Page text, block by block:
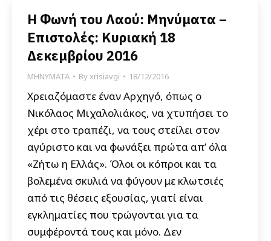
Η Φωνή του Λαού: Μηνύματα –
Επιστολές: Κυριακή 18
Δεκεμβρίου 2016
ΜΗΝΥΜΑΤΑ Byxrisiavgi 18/12/2016
Χρειαζόμαστε έναν Αρχηγό, όπως ο
Νικόλαος Μιχαλολιάκος, να χτυπήσει το
χέρι στο τραπέζι, να τους στείλει στον
αγύριστο και να φωνάξει πρώτα απ’ όλα
«Ζήτω η Ελλάς». Όλοι οι κόπροι και τα
βολεμένα σκυλιά να φύγουν με κλωτσιές
από τις θέσεις εξουσίας, γιατί είναι
εγκληματίες που τρώγονται για τα
συμφέροντά τους και μόνο. Δεν